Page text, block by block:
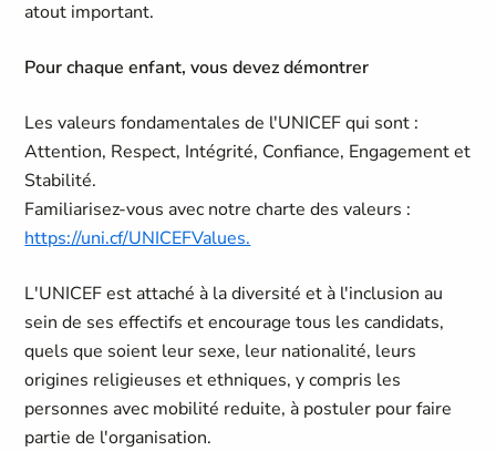
atout important.
Pour chaque enfant, vous devez démontrer
Les valeurs fondamentales de l'UNICEF qui sont :
Attention, Respect, Intégrité, Confiance, Engagement et
Stabilité.
Familiarisez-vous avec notre charte des valeurs :
https://uni.cf/UNICEFValues.
L'UNICEF est attaché à la diversité et à l'inclusion au
sein de ses effectifs et encourage tous les candidats,
quels que soient leur sexe, leur nationalité, leurs
origines religieuses et ethniques, y compris les
personnes avec mobilité reduite, à postuler pour faire
partie de l'organisation.